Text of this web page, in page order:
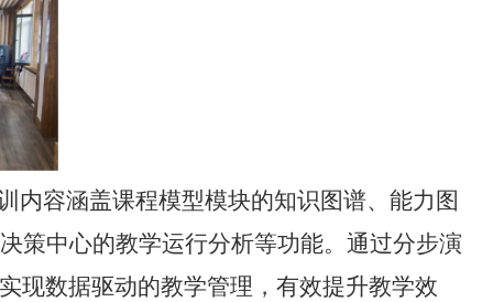
内容涵盖课程模型模块的知识图谱、能力图
策中心的教学运行分析等功能。通过分步演
现数据驱动的教学管理，有效提升教学效